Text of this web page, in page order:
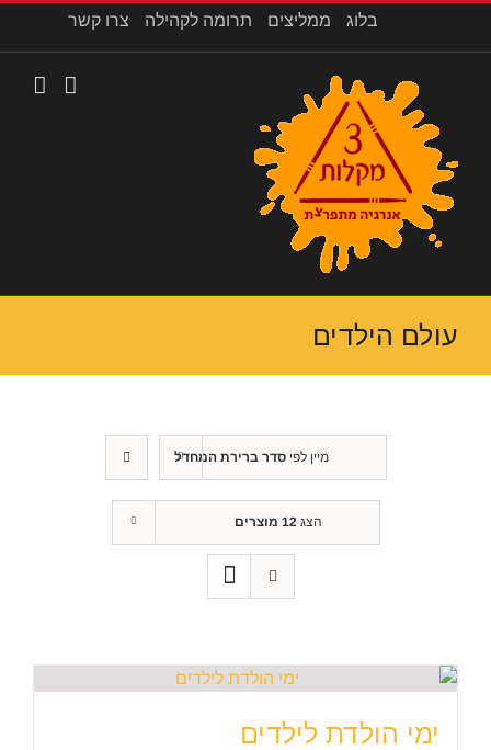
בלוג ממליצים תרומה לקהילה צרו קשר
עולם הילדים
מיין לפיסדר ברירת המחדל
הצג12 מוצרים
ימי הולדת לילדים